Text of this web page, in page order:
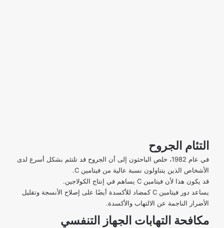
التئام الجروح
في عام 1982
، خلص الباحثون إلى أن الجروح قد تلتئم بشكل أسرع لدى
الأشخاص الذين يتناولون نسبة عالية من فيتامين C.
قد يكون هذا لأن فيتامين C يساهم في إنتاج الكولاجين.
يساعد دور فيتامين C كمضاد للأكسدة أيضًا على إصلاح الأنسجة وتقليل
الأضرار الناجمة عن الالتهاب والأكسدة.
مكافحة التهابات الجهاز التنفسي